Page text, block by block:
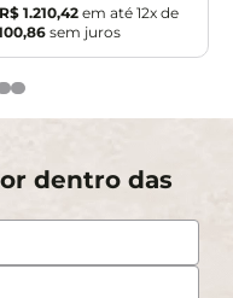
R$ 1.210,42 em até 12x de
,86 sem juros
dentro das